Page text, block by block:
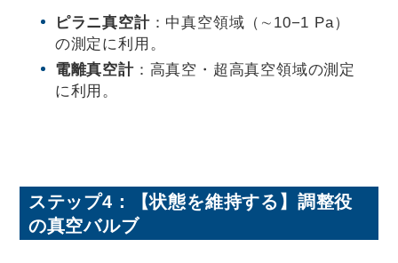
ピラニ真空計：中真空領域（∼10−1 Pa）
の測定に利用。
電離真空計：高真空・超高真空領域の測定
に利用。
ステップ4：【状態を維持する】調整役
の真空バルブ